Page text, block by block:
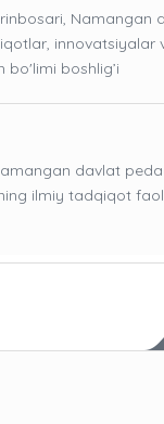
innovatsiyalar
boshlig’i
davlat
ilmiy tadqiqot